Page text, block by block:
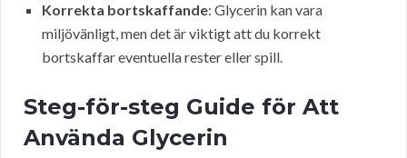
Korrekta bortskaffande: Glycerin kan vara
miljövänligt, men det är viktigt att du korrekt
bortskaffar eventuella rester eller spill.
Steg-för-steg Guide för Att
Använda Glycerin